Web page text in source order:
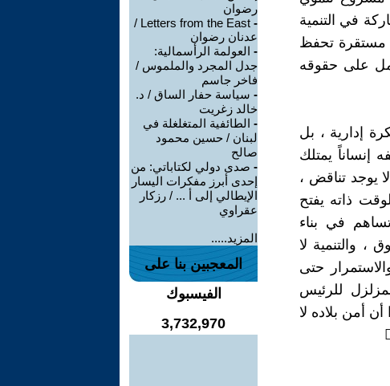
في التنمية
مستقرة تحفظ
على حقوقه
إدارية ، بل
إنساناً يمتلك
يوجد تناقض ،
ذاته يفتح
في بناء
، والتنمية لا
حتى
للرئيس
أمن بلاده لا
رضوان
-
Letters from the East /
عدنان رضوان
- العولمة الرأسمالية:
جدل المجرد والملموس /
فاخر جاسم
- سياسة حفار الساق / د.
خالد زغريت
- الطائفية المتغلغلة في
لبنان / حسين محمود
صالح
- صدى دولي لكتاباتي: من
إحدى أبرز مفكرات اليسار
الإيطالي إلى أ ... / رزكار
عقراوي
المزيد.....
المعجبين بنا على
الفيسبوك
3,732,970